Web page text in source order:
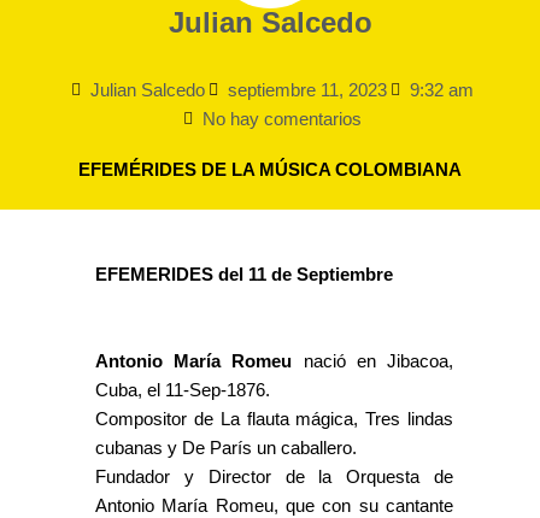
Julian Salcedo
Julian Salcedo septiembre 11, 2023
9:32 am
No hay comentarios
EFEMÉRIDES DE LA MÚSICA COLOMBIANA
EFEMERIDES del 11 de Septiembre
Antonio María Romeu nació en Jibacoa,
Cuba, el 11-Sep-1876.
Compositor de La flauta mágica, Tres lindas
cubanas y De París un caballero.
Fundador y Director de la Orquesta de
Antonio María Romeu, que con su cantante